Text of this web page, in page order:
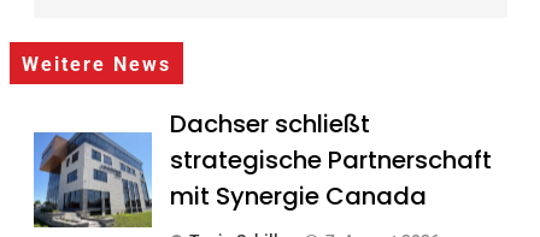
Weitere News
Dachser schließt
strategische Partnerschaft
mit Synergie Canada